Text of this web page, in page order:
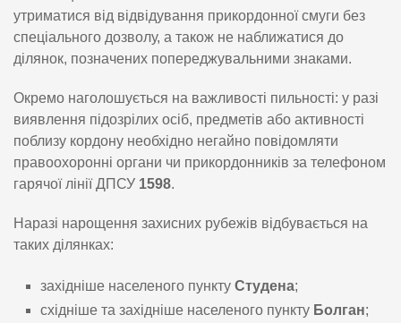
утриматися від відвідування прикордонної смуги без
спеціального дозволу, а також не наближатися до
ділянок, позначених попереджувальними знаками.
Окремо наголошується на важливості пильності: у разі
виявлення підозрілих осіб, предметів або активності
поблизу кордону необхідно негайно повідомляти
правоохоронні органи чи прикордонників за телефоном
гарячої лінії ДПСУ 1598.
Наразі нарощення захисних рубежів відбувається на
таких ділянках:
західніше населеного пункту Студена;
східніше та західніше населеного пункту Болган;